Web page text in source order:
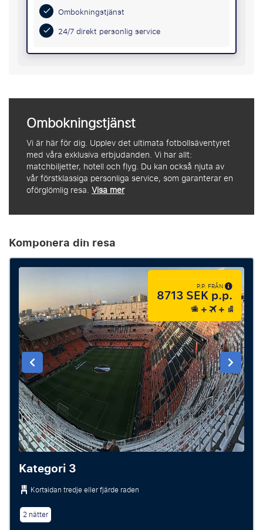
Ombokningstjänst
24/7 direkt personlig service
Ombokningstjänst
Vi är här för dig. Upplev det ultimata fotbollsäventyret
med våra exklusiva erbjudanden. Vi har allt:
matchbiljetter, hotell och flyg. Du kan också njuta av
vår förstklassiga personliga service, som garanterar en
oförglömlig resa.Visa mer
Komponera din resa
P.P. FRÅN
8713 SEK p.p.
Kategori 3
Kortsidan tredje eller fjärde raden
2 nätter